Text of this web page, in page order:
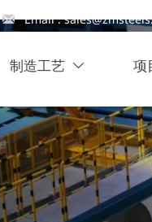
 Email :
制造工艺  项